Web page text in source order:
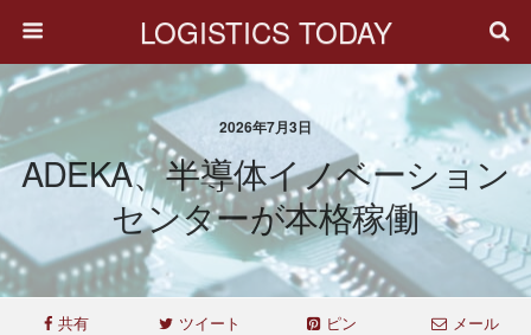
LOGISTICS TODAY
2026年7月3日
ADEKA、半導体イノベーション
センターが本格稼働
共有 ツイート ピン メール